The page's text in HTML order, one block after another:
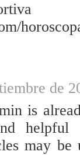
de
is
may